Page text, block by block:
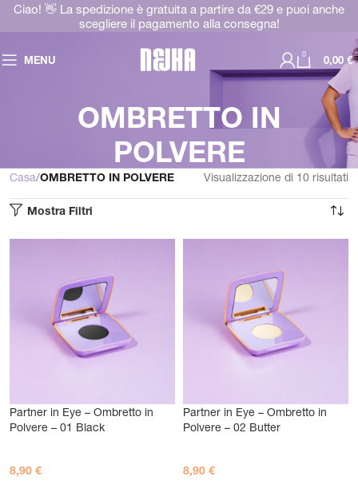
Ciao! 👋 La spedizione è gratuita a partire da €29 e puoi anche
scegliere il pagamento alla consegna!
MENU 0 0,00 €
OMBRETTO IN
POLVERE
Casa OMBRETTO IN POLVERE Visualizzazione di 10 risultati
Mostra Filtri
Partner in Eye – Ombretto in
Polvere – 01 Black
8,90 €
Partner in Eye – Ombretto in
Polvere – 02 Butter
8,90 €